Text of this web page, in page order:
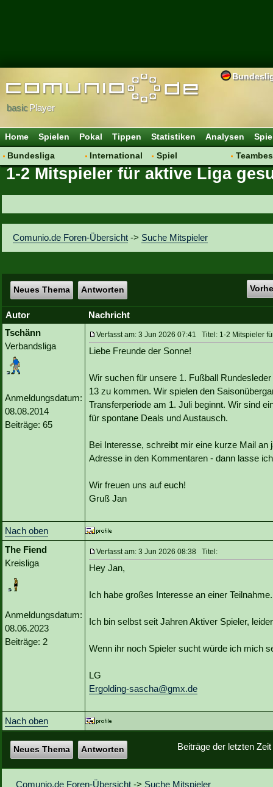
basicPlayer
Home Spielen Pokal Tippen Statistiken Analysen
Bundesliga
Hot News
Vereinsdiskussion
Vereinsfragen
International
Vereine
Spiel
Regeln & Tipps
1-2 Mitspieler für aktive Liga
Comunio.de Foren-Übersicht -> Suche Mitspieler
Neues Thema Antworten
Autor
Nachricht
Tschänn
Verbandsliga
Anmeldungsdatum:
08.08.2014
Beiträge: 65
Verfasst am: 3 Jun 2026 07:41 Titel: 1-2 Mitspieler
Liebe Freunde der Sonne!
Wir suchen für unsere 1. Fußball
13 zu kommen. Wir spielen den
Transferperiode am 1. Juli beginnt. Wir sind
für spontane Deals und Austausch.
Bei Interesse, schreibt mir eine kurze Mail
Adresse in den Kommentaren - dann lasse
Wir freuen uns auf euch!
Gruß Jan
Nach oben
The Fiend
Kreisliga
Anmeldungsdatum:
08.06.2023
Beiträge: 2
Verfasst am: 3 Jun 2026 08:38 Titel:
Hey Jan,
Ich habe großes Interesse an einer Teilnahme.
Ich bin selbst seit Jahren Aktiver Spieler,
Wenn ihr noch Spieler sucht würde ich mich
LG
Ergolding-sascha@gmx.de
Nach oben
Beiträge der letzten
Neues Thema Antworten
Comunio.de Foren-Übersicht -> Suche Mitspieler